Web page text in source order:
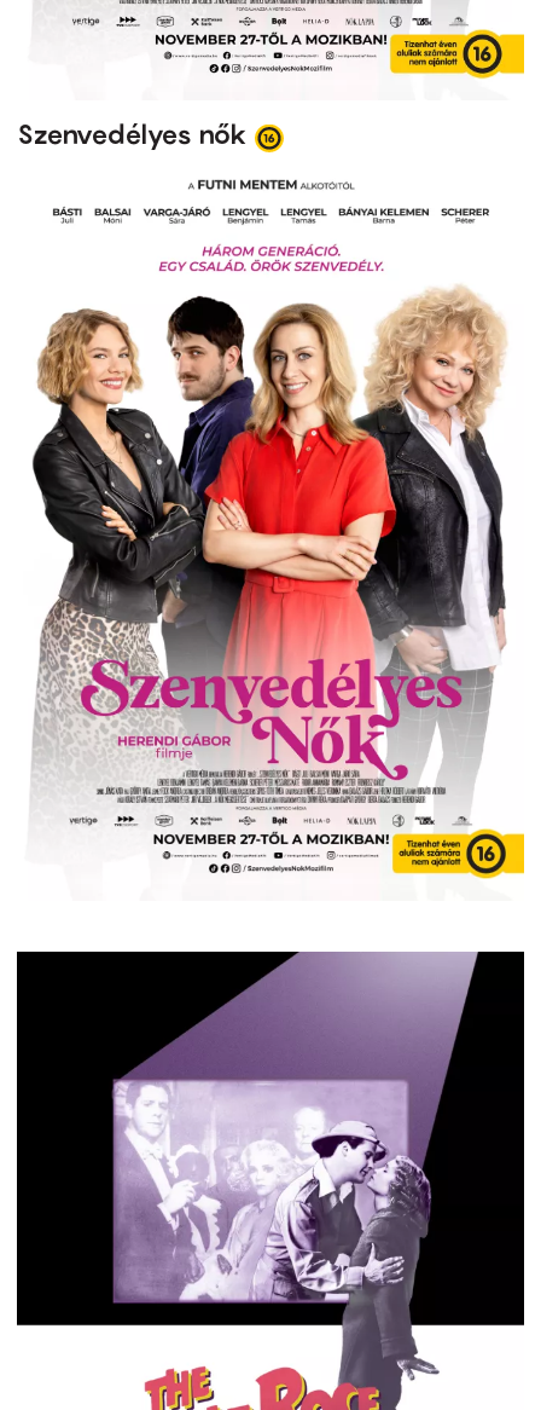
Szenvedélyes nők